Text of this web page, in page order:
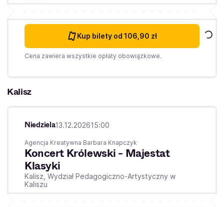
Kup bilety od 106,90 zł
Cena zawiera wszystkie opłaty obowiązkowe.
Kalisz
Niedziela13.12.202615:00
Agencja Kreatywna Barbara Knapczyk
Koncert Królewski - Majestat
Klasyki
Kalisz, Wydział Pedagogiczno-Artystyczny w
Kaliszu